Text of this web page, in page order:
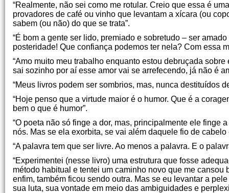
“Realmente, não sei como me rotular. Creio que essa é
provadores de café ou vinho que levantam a xícara (ou
sabem (ou não) do que se trata”.
“É bom a gente ser lido, premiado e sobretudo – ser
posteridade! Que confiança podemos ter nela? Com essa
“Amo muito meu trabalho enquanto estou debruçada
sai sozinho por aí esse amor vai se arrefecendo, já não é
“Meus livros podem ser sombrios, mas, nunca destituídos
“Hoje penso que a virtude maior é o humor. Que é a
bem o que é humor”.
“O poeta não só finge a dor, mas, principalmente ele finge
nós. Mas se ela exorbita, se vai além daquele fio de
“A palavra tem que ser livre. Ao menos a palavra. E o
“Experimentei (nesse livro) uma estrutura que fosse
método habitual e tentei um caminho novo que me cansou
enfim, também ficou sendo outra. Mas se eu levantar a
sua luta, sua vontade em meio das ambiguidades e